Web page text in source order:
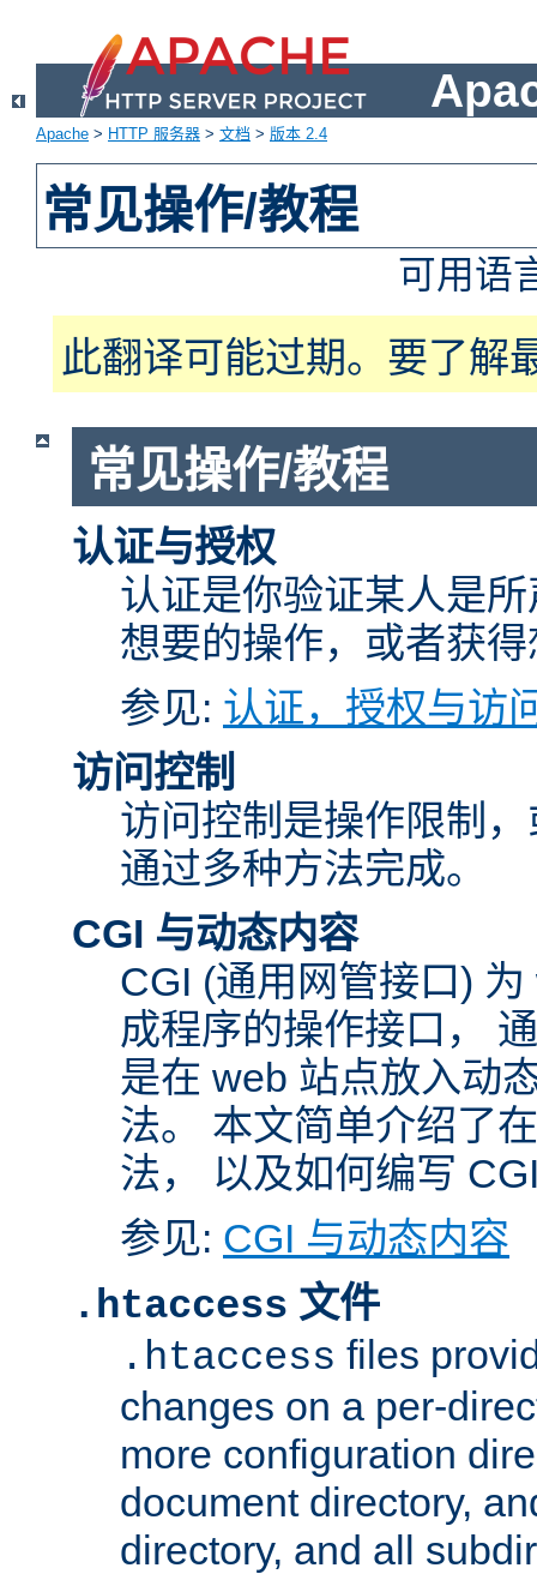
Apache > HTTP 服务器 > 文档 > 版本 2.4
常见操作/教程
可用语
此翻译可能过期。要了解
常见操作/教程
认证与授权
认证是你验证某人是
想要的操作，或者获
参见: 认证，授权与访
访问控制
访问控制是操作限制
通过多种方法完成。
CGI 与动态内容
CGI (通用网管接口)
成程序的操作接口，
是在 web 站点放入动
法。 本文简单介绍了
法， 以及如何编写
参见: CGI 与动态内容
.htaccess 文件
.htaccess files
changes on a per-
more configuration
document directory,
directory, and all